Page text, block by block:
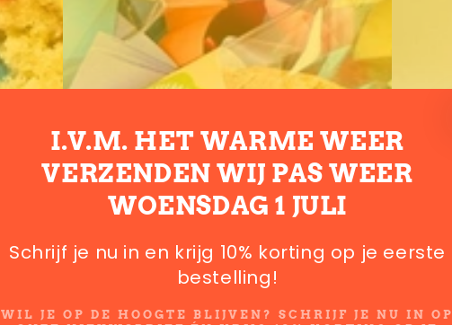
I.V.M. HET WARME WEER
VERZENDEN WIJ PAS WEER
WOENSDAG 1 JULI
Schrijf je nu in en krijg 10% korting op je eerste
bestelling!
WIL JE OP DE HOOGTE BLIJVEN? SCHRIJF JE NU IN OP